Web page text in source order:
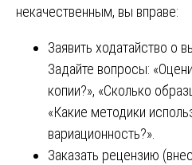
некачественным, вы вправе:
Заявить ходатайство о
Задайте вопросы:
копии?», «Сколько
«Какие методики
вариационность?».
Заказать рецензию